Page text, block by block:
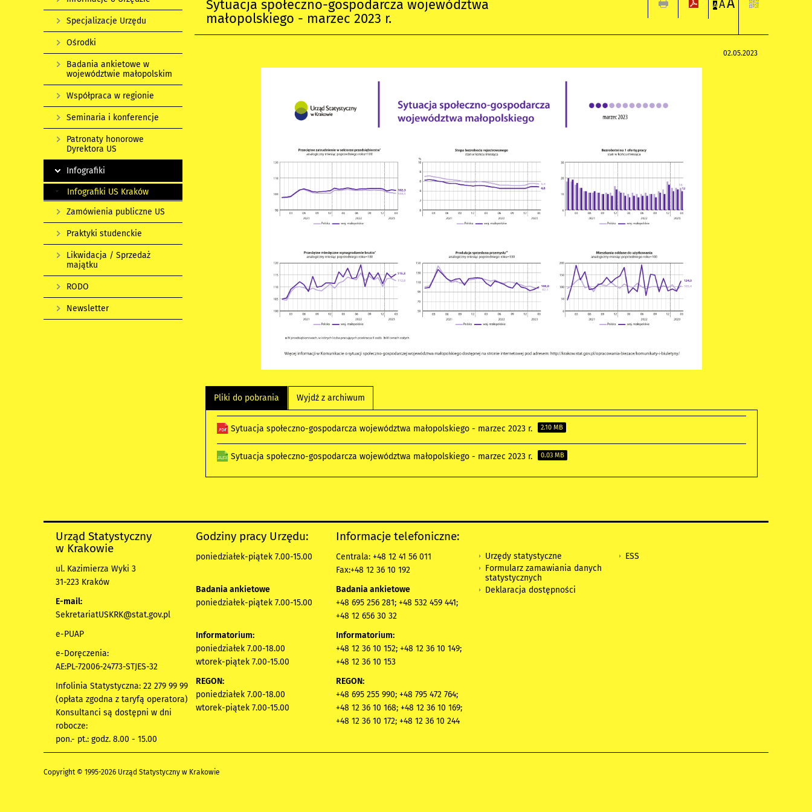
Sytuacja społeczno-gospodarcza województwa
małopolskiego - marzec 2023 r.
A AA
02.05.2023
Pliki do pobrania Wyjdź z archiwum
Sytuacja społeczno-gospodarcza województwa małopolskiego - marzec 2023 r. 2.10 MB
Sytuacja społeczno-gospodarcza województwa małopolskiego - marzec 2023 r. 0.03 MB
Specjalizacje Urzędu
Ośrodki
Badania ankietowe w
województwie małopolskim
Współpraca w regionie
Seminaria i konferencje
Patronaty honorowe
Dyrektora US
Infografiki
Infografiki US Kraków
Zamówienia publiczne US
Praktyki studenckie
Likwidacja / Sprzedaż
majątku
RODO
Newsletter
Urząd Statystyczny
w Krakowie
ul. Kazimierza Wyki 3
31-223 Kraków
E-mail:
SekretariatUSKRK@stat.gov.pl
e-PUAP
e-Doręczenia:
AE:PL-72006-24773-STJES-32
Infolinia Statystyczna: 22 279 99 99
(opłata zgodna z taryfą operatora)
Konsultanci są dostępni w dni
robocze:
pon.- pt.: godz. 8.00 - 15.00
Godziny pracy Urzędu:
poniedziałek-piątek 7.00-15.00
Badania ankietowe
poniedziałek-piątek 7.00-15.00
Informatorium:
poniedziałek 7.00-18.00
wtorek-piątek 7.00-15.00
REGON:
poniedziałek 7.00-18.00
wtorek-piątek 7.00-15.00
Informacje telefoniczne:
Centrala: +48 12 41 56 011
Fax:+48 12 36 10 192
Badania ankietowe
+48 695 256 281; +48 532 459 441;
+48 12 656 30 32
Informatorium:
+48 12 36 10 152; +48 12 36 10 149;
+48 12 36 10 153
REGON:
+48 695 255 990; +48 795 472 764;
+48 12 36 10 168; +48 12 36 10 169;
+48 12 36 10 172; +48 12 36 10 244
Urzędy statystyczne
Formularz zamawiania danych
statystycznych
Deklaracja dostępności
ESS
Copyright © 1995-2026 Urząd Statystyczny w Krakowie